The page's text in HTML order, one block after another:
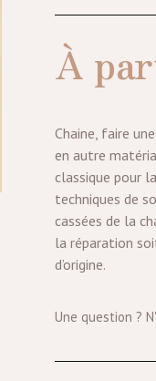
À
Chaine, faire
en autre
classique pour
techniques de
cassées de la
la réparation
d’origine.
Une question ?